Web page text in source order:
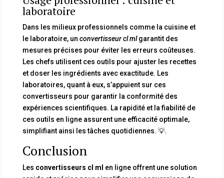
laboratoire
Dans les milieux professionnels comme la cuisine et
le laboratoire, un convertisseur cl mlgarantit des
mesures précises pour éviter les erreurs coûteuses.
Les chefs utilisent ces outils pour ajuster les recettes
et doser les ingrédients avec exactitude. Les
laboratoires, quant à eux, s’appuient sur ces
convertisseurs pour garantir la conformité des
expériences scientifiques. La rapidité et la fiabilité de
ces outils en ligne assurent une efficacité optimale,
simplifiant ainsi les tâches quotidiennes. 💡.
Conclusion
Les convertisseurs cl ml en ligne offrent une solution